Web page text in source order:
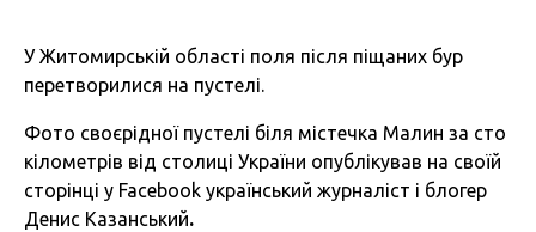
У Житомирській області поля після піщаних бур
перетворилися на пустелі.
Фото своєрідної пустелі біля містечка Малин за сто
кілометрів від столиці України опублікував на своїй
сторінці у Facebook український журналіст і блогер
Денис Казанський.